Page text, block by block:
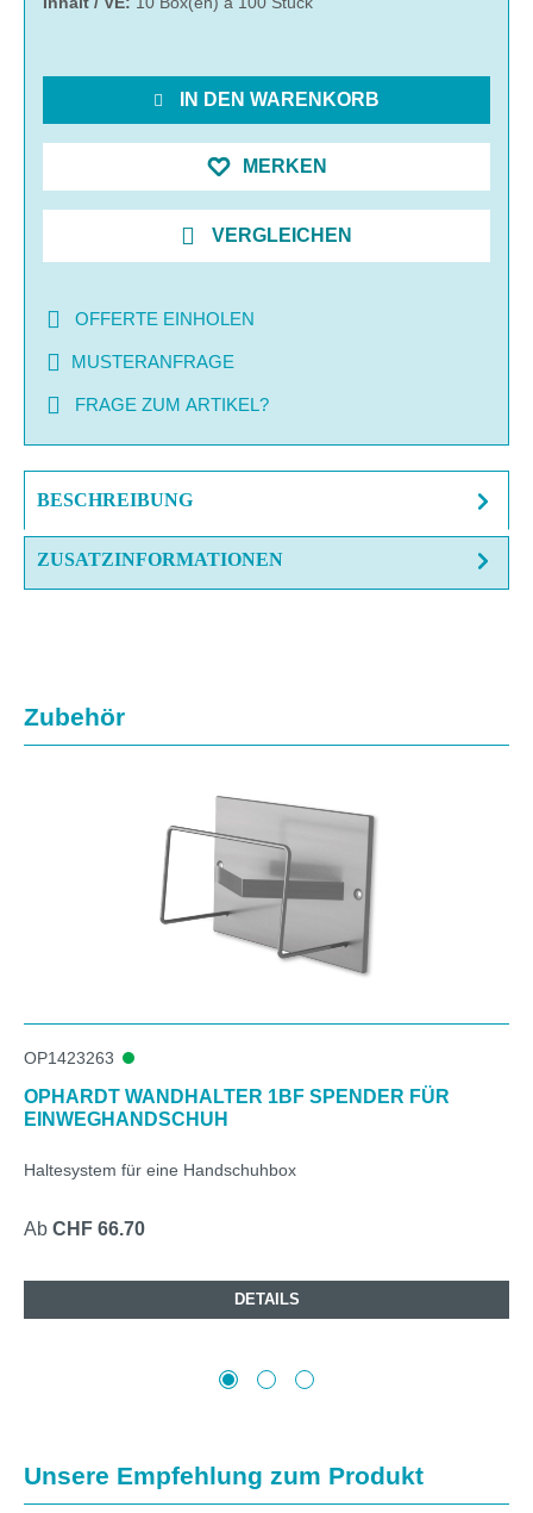
IN DEN WARENKORB
MERKEN
VERGLEICHEN
OFFERTE EINHOLEN
MUSTERANFRAGE
FRAGE ZUM ARTIKEL?
BESCHREIBUNG
ZUSATZINFORMATIONEN
Produktgalerie überspringen
Zubehör
OP1423263
OPHARDT WANDHALTER 1BF SPENDER FÜR
EINWEGHANDSCHUH
Haltesystem für eine Handschuhbox
Ab CHF 66.70
DETAILS
Produktgalerie überspringen
Unsere Empfehlung zum Produkt